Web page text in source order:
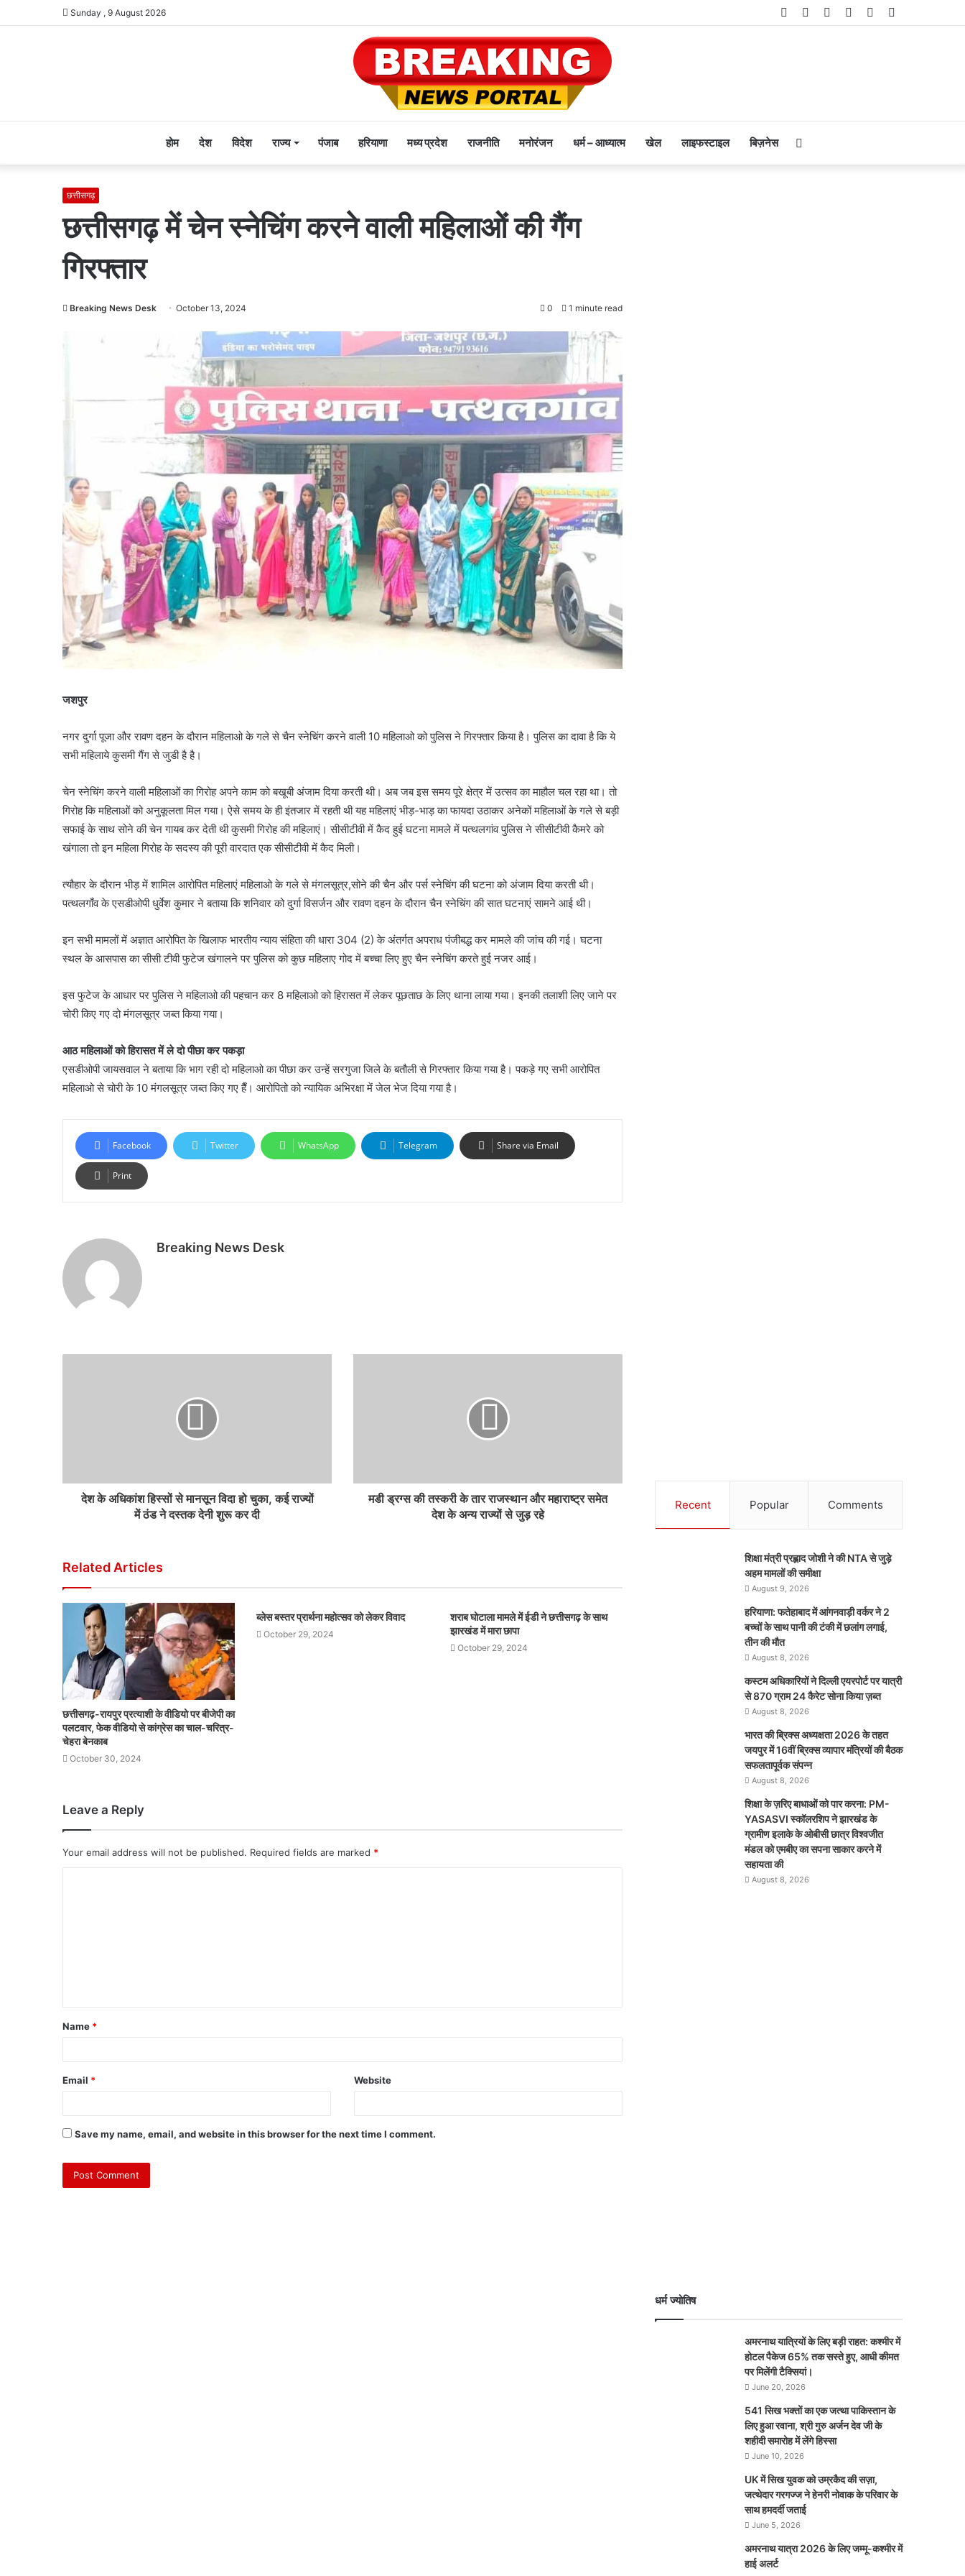
Sunday , 9 August 2026 Telegram
Instagram
YouTube
Twitter
Facebook
होम देश विदेश राज्य पंजाब हरियाणा मध्य प्रदेश राजनीति मनोरंजन धर्म – आध्यात्म खेल लाइफस्टाइल बिज़नेस
छत्तीसगढ़
छत्तीसगढ़ में चेन स्नेचिंग करने वाली महिलाओं की गैंग
गिरफ्तार
Breaking News Desk October 13, 2024 0 1 minute read
जशपुर
नगर दुर्गा पूजा और रावण दहन के दौरान महिलाओ के गले से चैन स्नेचिंग करने वाली 10 महिलाओ को पुलिस ने गिरफ्तार किया है। पुलिस का दावा है कि ये
सभी महिलाये कुसमी गैंग से जुडी है है।
चेन स्नेचिंग करने वाली महिलाओं का गिरोह अपने काम को बखूबी अंजाम दिया करती थी। अब जब इस समय पूरे क्षेत्र में उत्सव का माहौल चल रहा था। तो
गिरोह कि महिलाओं को अनुकूलता मिल गया। ऐसे समय के ही इंतजार में रहती थी यह महिलाएं भीड़-भाड़ का फायदा उठाकर अनेकों महिलाओं के गले से बड़ी
सफाई के साथ सोने की चेन गायब कर देती थी कुसमी गिरोह की महिलाएं। सीसीटीवी में कैद हुई घटना मामले में पत्थलगांव पुलिस ने सीसीटीवी कैमरे को
खंगाला तो इन महिला गिरोह के सदस्य की पूरी वारदात एक सीसीटीवी में कैद मिली।
त्यौहार के दौरान भीड़ में शामिल आरोपित महिलाएं महिलाओ के गले से मंगलसूत्र,सोने की चैन और पर्स स्नेचिंग की घटना को अंजाम दिया करती थी।
पत्थलगाँव के एसडीओपी धुर्वेश कुमार ने बताया कि शनिवार को दुर्गा विसर्जन और रावण दहन के दौरान चैन स्नेचिंग की सात घटनाएं सामने आई थी।
इन सभी मामलों में अज्ञात आरोपित के खिलाफ भारतीय न्याय संहिता की धारा 304 (2) के अंतर्गत अपराध पंजीबद्ध कर मामले की जांच की गई। घटना
स्थल के आसपास का सीसी टीवी फुटेज खंगालने पर पुलिस को कुछ महिलाए गोद में बच्चा लिए हुए चैन स्नेचिंग करते हुई नजर आई।
इस फुटेज के आधार पर पुलिस ने महिलाओ की पहचान कर 8 महिलाओ को हिरासत में लेकर पूछताछ के लिए थाना लाया गया। इनकी तलाशी लिए जाने पर
चोरी किए गए दो मंगलसूत्र जब्त किया गया।
आठ महिलाओं को हिरासत में ले दो पीछा कर पकड़ा
एसडीओपी जायसवाल ने बताया कि भाग रही दो महिलाओ का पीछा कर उन्हें सरगुजा जिले के बतौली से गिरफ्तार किया गया है। पकड़े गए सभी आरोपित
महिलाओ से चोरी के 10 मंगलसूत्र जब्त किए गए हैँ। आरोपितो को न्यायिक अभिरक्षा में जेल भेज दिया गया है।
Facebook Twitter WhatsApp Telegram Share via Email
Print
Breaking News Desk
देश के अधिकांश हिस्सों से मानसून विदा हो चुका, कई राज्यों
में ठंड ने दस्तक देनी शुरू कर दी
मडी ड्रग्स की तस्करी के तार राजस्थान और महाराष्ट्र समेत
देश के अन्य राज्यों से जुड़ रहे
Related Articles
छत्तीसगढ़-रायपुर प्रत्याशी के वीडियो पर बीजेपी का
पलटवार, फेक वीडियो से कांग्रेस का चाल-चरित्र-
चेहरा बेनकाब
October 30, 2024
ब्लेस बस्तर प्रार्थना महोत्सव को लेकर विवाद
October 29, 2024
शराब घोटाला मामले में ईडी ने छत्तीसगढ़ के साथ
झारखंड में मारा छापा
October 29, 2024
Leave a Reply
Your email address will not be published. Required fields are marked *
Name *
Email * Website
Save my name, email, and website in this browser for the next time I comment.
Recent Popular Comments
शिक्षा मंत्री प्रह्लाद जोशी ने की NTA से जुड़े
अहम मामलों की समीक्षा
August 9, 2026
हरियाणा: फतेहाबाद में आंगनवाड़ी वर्कर ने 2
बच्चों के साथ पानी की टंकी में छलांग लगाई,
तीन की मौत
August 8, 2026
कस्टम अधिकारियों ने दिल्ली एयरपोर्ट पर यात्री
से 870 ग्राम 24 कैरेट सोना किया ज़ब्त
August 8, 2026
भारत की ब्रिक्‍स अध्यक्षता 2026 के तहत
जयपुर में 16वीं ब्रिक्‍स व्यापार मंत्रियों की बैठक
सफलतापूर्वक संपन्न
August 8, 2026
शिक्षा के ज़रिए बाधाओं को पार करना: PM-
YASASVI स्कॉलरशिप ने झारखंड के
ग्रामीण इलाके के ओबीसी छात्र विश्वजीत
मंडल को एमबीए का सपना साकार करने में
सहायता की
August 8, 2026
धर्म ज्योतिष
अमरनाथ यात्रियों के लिए बड़ी राहत: कश्मीर में
होटल पैकेज 65% तक सस्ते हुए, आधी कीमत
पर मिलेंगी टैक्सियां।
June 20, 2026
541 सिख भक्तों का एक जत्था पाकिस्तान के
लिए हुआ रवाना, श्री गुरु अर्जन देव जी के
शहीदी समारोह में लेंगे हिस्सा
June 10, 2026
UK में सिख युवक को उम्रकैद की सज़ा,
जत्थेदार गरगज्ज ने हेनरी नोवाक के परिवार के
साथ हमदर्दी जताई
June 5, 2026
अमरनाथ यात्रा 2026 के लिए जम्मू-कश्मीर में
हाई अलर्ट